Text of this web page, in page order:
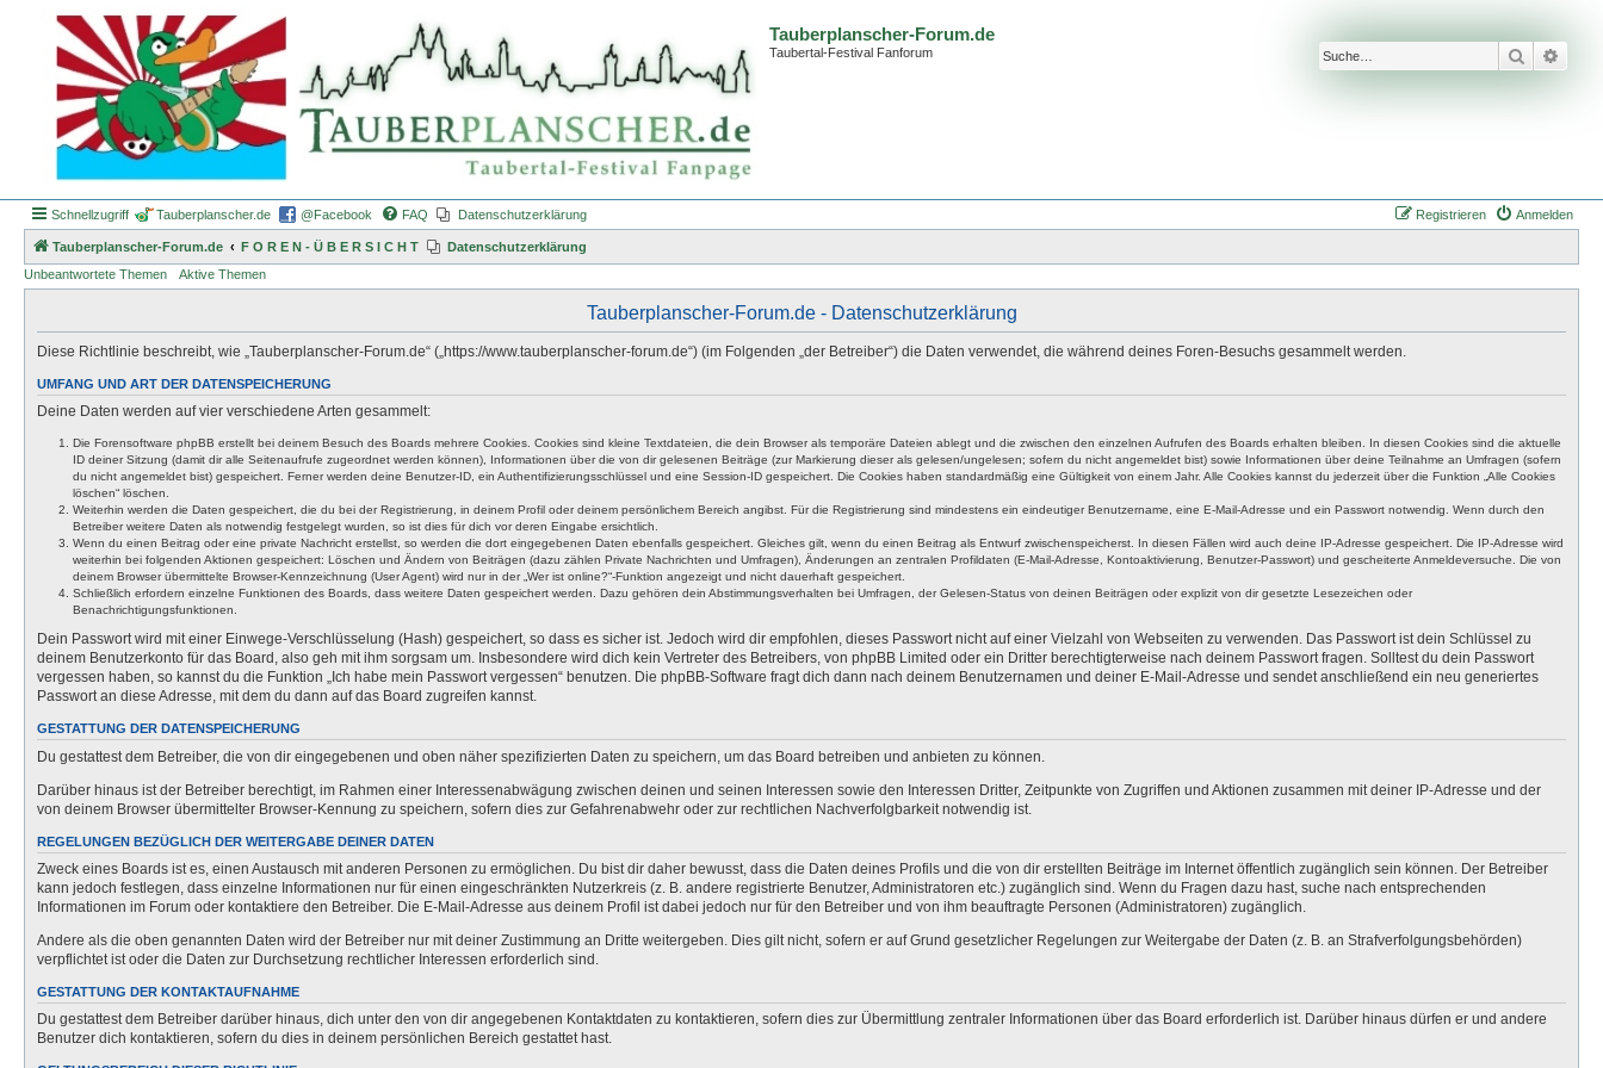
Tauberplanscher-Forum.de
Taubertal-Festival Fanforum Suche
Schnellzugriff Tauberplanscher.de @Facebook FAQ Datenschutzerklärung Anmelden
Registrieren
Tauberplanscher-Forum.de F O R E N - Ü B E R S I C H T
Datenschutzerklärung
Unbeantwortete Themen
Aktive Themen
Tauberplanscher-Forum.de - Datenschutzerklärung
Diese Richtlinie beschreibt, wie „Tauberplanscher-Forum.de“ („https://www.tauberplanscher-forum.de“) (im Folgenden „der Betreiber“) die Daten verwendet, die während deines Foren-Besuchs gesammelt werden.
UMFANG UND ART DER DATENSPEICHERUNG
Deine Daten werden auf vier verschiedene Arten gesammelt:
Die Forensoftware phpBB erstellt bei deinem Besuch des Boards mehrere Cookies. Cookies sind kleine Textdateien, die dein Browser als temporäre Dateien ablegt und die zwischen den einzelnen Aufrufen des Boards erhalten bleiben. In diesen Cookies sind die aktuelle
ID deiner Sitzung (damit dir alle Seitenaufrufe zugeordnet werden können), Informationen über die von dir gelesenen Beiträge (zur Markierung dieser als gelesen/ungelesen; sofern du nicht angemeldet bist) sowie Informationen über deine Teilnahme an Umfragen (sofern
du nicht angemeldet bist) gespeichert. Ferner werden deine Benutzer-ID, ein Authentifizierungsschlüssel und eine Session-ID gespeichert. Die Cookies haben standardmäßig eine Gültigkeit von einem Jahr. Alle Cookies kannst du jederzeit über die Funktion „Alle Cookies
löschen“ löschen.
Weiterhin werden die Daten gespeichert, die du bei der Registrierung, in deinem Profil oder deinem persönlichem Bereich angibst. Für die Registrierung sind mindestens ein eindeutiger Benutzername, eine E-Mail-Adresse und ein Passwort notwendig. Wenn durch den
Betreiber weitere Daten als notwendig festgelegt wurden, so ist dies für dich vor deren Eingabe ersichtlich.
Wenn du einen Beitrag oder eine private Nachricht erstellst, so werden die dort eingegebenen Daten ebenfalls gespeichert. Gleiches gilt, wenn du einen Beitrag als Entwurf zwischenspeicherst. In diesen Fällen wird auch deine IP-Adresse gespeichert. Die IP-Adresse wird
weiterhin bei folgenden Aktionen gespeichert: Löschen und Ändern von Beiträgen (dazu zählen Private Nachrichten und Umfragen), Änderungen an zentralen Profildaten (E-Mail-Adresse, Kontoaktivierung, Benutzer-Passwort) und gescheiterte Anmeldeversuche. Die von
deinem Browser übermittelte Browser-Kennzeichnung (User Agent) wird nur in der „Wer ist online?“-Funktion angezeigt und nicht dauerhaft gespeichert.
Schließlich erfordern einzelne Funktionen des Boards, dass weitere Daten gespeichert werden. Dazu gehören dein Abstimmungsverhalten bei Umfragen, der Gelesen-Status von deinen Beiträgen oder explizit von dir gesetzte Lesezeichen oder
Benachrichtigungsfunktionen.
Dein Passwort wird mit einer Einwege-Verschlüsselung (Hash) gespeichert, so dass es sicher ist. Jedoch wird dir empfohlen, dieses Passwort nicht auf einer Vielzahl von Webseiten zu verwenden. Das Passwort ist dein Schlüssel zu
deinem Benutzerkonto für das Board, also geh mit ihm sorgsam um. Insbesondere wird dich kein Vertreter des Betreibers, von phpBB Limited oder ein Dritter berechtigterweise nach deinem Passwort fragen. Solltest du dein Passwort
vergessen haben, so kannst du die Funktion „Ich habe mein Passwort vergessen“ benutzen. Die phpBB-Software fragt dich dann nach deinem Benutzernamen und deiner E-Mail-Adresse und sendet anschließend ein neu generiertes
Passwort an diese Adresse, mit dem du dann auf das Board zugreifen kannst.
GESTATTUNG DER DATENSPEICHERUNG
Du gestattest dem Betreiber, die von dir eingegebenen und oben näher spezifizierten Daten zu speichern, um das Board betreiben und anbieten zu können.
Darüber hinaus ist der Betreiber berechtigt, im Rahmen einer Interessenabwägung zwischen deinen und seinen Interessen sowie den Interessen Dritter, Zeitpunkte von Zugriffen und Aktionen zusammen mit deiner IP-Adresse und der
von deinem Browser übermittelter Browser-Kennung zu speichern, sofern dies zur Gefahrenabwehr oder zur rechtlichen Nachverfolgbarkeit notwendig ist.
REGELUNGEN BEZÜGLICH DER WEITERGABE DEINER DATEN
Zweck eines Boards ist es, einen Austausch mit anderen Personen zu ermöglichen. Du bist dir daher bewusst, dass die Daten deines Profils und die von dir erstellten Beiträge im Internet öffentlich zugänglich sein können. Der Betreiber
kann jedoch festlegen, dass einzelne Informationen nur für einen eingeschränkten Nutzerkreis (z. B. andere registrierte Benutzer, Administratoren etc.) zugänglich sind. Wenn du Fragen dazu hast, suche nach entsprechenden
Informationen im Forum oder kontaktiere den Betreiber. Die E-Mail-Adresse aus deinem Profil ist dabei jedoch nur für den Betreiber und von ihm beauftragte Personen (Administratoren) zugänglich.
Andere als die oben genannten Daten wird der Betreiber nur mit deiner Zustimmung an Dritte weitergeben. Dies gilt nicht, sofern er auf Grund gesetzlicher Regelungen zur Weitergabe der Daten (z. B. an Strafverfolgungsbehörden)
verpflichtet ist oder die Daten zur Durchsetzung rechtlicher Interessen erforderlich sind.
GESTATTUNG DER KONTAKTAUFNAHME
Du gestattest dem Betreiber darüber hinaus, dich unter den von dir angegebenen Kontaktdaten zu kontaktieren, sofern dies zur Übermittlung zentraler Informationen über das Board erforderlich ist. Darüber hinaus dürfen er und andere
Benutzer dich kontaktieren, sofern du dies in deinem persönlichen Bereich gestattet hast.